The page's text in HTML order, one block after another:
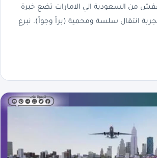
من السعودية الي الامارات تضع خبرة
انتقال سلسة ومحمية (براً وجواً). نبرع